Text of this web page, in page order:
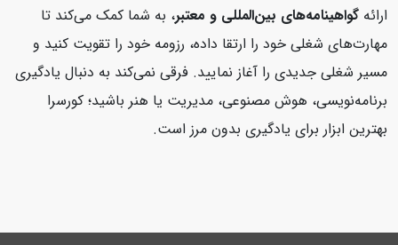
ارائهگواهینامه‌های بین‌المللی و معتبر، به شما کمک می‌کند تا
مهارت‌های شغلی خود را ارتقا داده، رزومه خود را تقویت کنید و
مسیر شغلی جدیدی را آغاز نمایید. فرقی نمی‌کند به دنبال یادگیری
برنامه‌نویسی، هوش مصنوعی، مدیریت یا هنر باشید؛ کورسرا
بهترین ابزار برای یادگیری بدون مرز است.